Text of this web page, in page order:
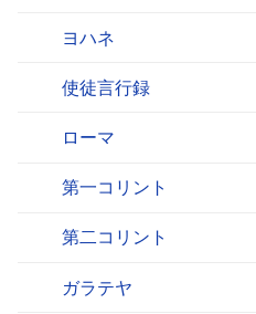
ヨハネ
使徒言行録
ローマ
第一コリント
第二コリント
ガラテヤ